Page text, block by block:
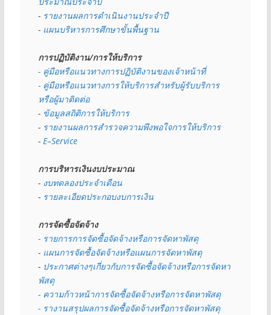
- รายงานผลการดำเนินงานประจำปี
- แผนบริหารการศึกษาขั้นพื้นฐาน
การปฏิบัติงาน/การให้บริการ
- คู่มือหรือแนวทางการปฏิบัติงานของเจ้าหน้าที่
- คู่มือหรือแนวทางการให้บริการสำหรับผู้รับบริการ
หรือผู้มาติดต่อ
- ข้อมูลสถิติการให้บริการ
- รายงานผลการสำรวจความพึงพอใจการให้บริการ
- E–Service
การบริหารเงินงบประมาณ
- งบทดลองประจำเดือน
- รายละเอียดประกอบงบการเงิน
การจัดซื้อจัดจ้าง
- รายการการจัดซื้อจัดจ้างหรือการจัดหาพัสดุ
- แผนการจัดซื้อจัดจ้างหรือแผนการจัดหาพัสดุ
- ประกาศต่างๆเกี่ยวกับการจัดซื้อจัดจ้างหรือการจัดหา
พัสดุ
- ความก้าวหน้าการจัดซื้อจัดจ้างหรือการจัดหาพัสดุ
- รางานสรุปผลการจัดซื้อจัดจ้างหรือการจัดหาพัสดุ